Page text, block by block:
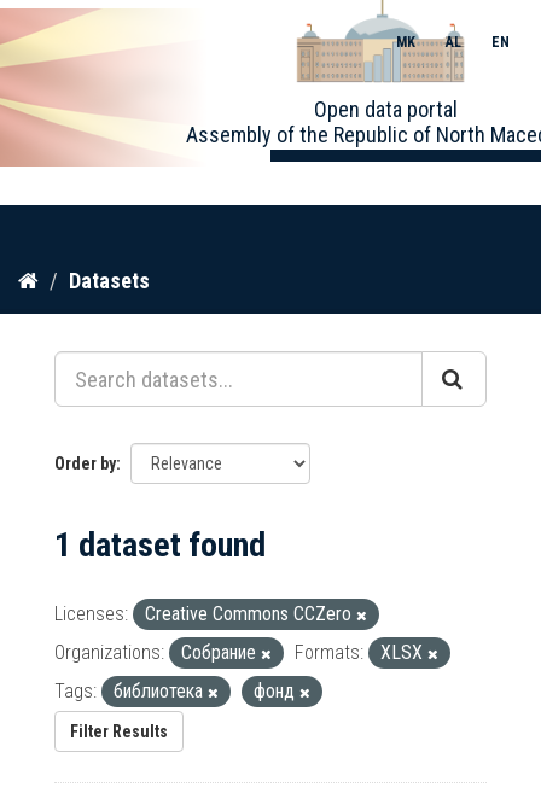
Skip
content
Open data portal
Assembly of the Republic of North
MK AL EN
Datasets
Order by
1 dataset found
Licenses:
Creative Commons CCZero
Organizations:
Собрание Formats:
XLSX
Tags:
библиотека фонд
Filter Results